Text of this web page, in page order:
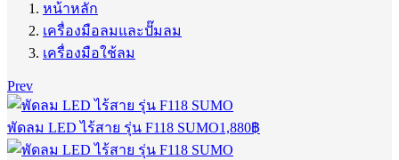
หน้าหลัก
เครื่องมือลมและปั๊มลม
เครื่องมือใช้ลม
Prev
พัดลม LED ไร้สาย รุ่น F118 SUMO1,880฿